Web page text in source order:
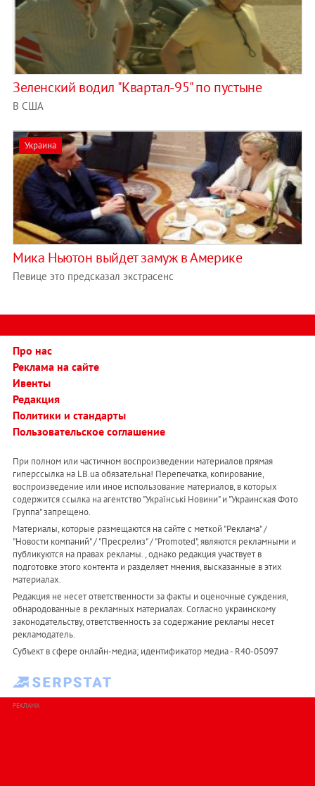
Зеленский водил "Квартал-95" по пустыне
В США
Украина
Мика Ньютон выйдет замуж в Америке
Певице это предсказал экстрасенс
Про нас
Реклама на сайте
Ивенты
Редакция
Политики и стандарты
Пользовательское соглашение
При полном или частичном воспроизведении материалов прямая
гиперссылка на LB.ua обязательна! Перепечатка, копирование,
воспроизведение или иное использование материалов, в которых
содержится ссылка на агентство "Українськi Новини" и "Украинская Фото
Группа" запрещено.
Материалы, которые размещаются на сайте с меткой "Реклама" /
"Новости компаний" / "Пресрелиз" / "Promoted", являются рекламными и
публикуются на правах рекламы. , однако редакция участвует в
подготовке этого контента и разделяет мнения, высказанные в этих
материалах.
Редакция не несет ответственности за факты и оценочные суждения,
обнародованные в рекламных материалах. Согласно украинскому
законодательству, ответственность за содержание рекламы несет
рекламодатель.
Субъект в сфере онлайн-медиа; идентификатор медиа - R40-05097
РЕКЛАМА